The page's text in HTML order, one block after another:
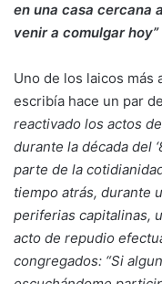
en una casa cercana
venir a comulgar hoy”
Uno de los laicos más
escribía hace un par
reactivado los actos
durante la década del
parte de la
tiempo atrás, durante
periferias capitalinas,
acto de repudio
congregados: “Si